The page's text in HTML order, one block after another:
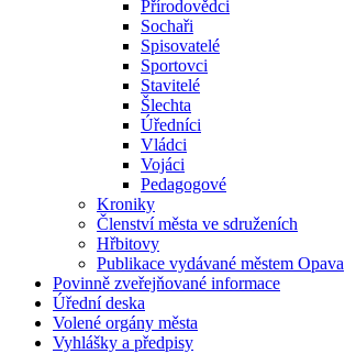
Přírodovědci
Sochaři
Spisovatelé
Sportovci
Stavitelé
Šlechta
Úředníci
Vládci
Vojáci
Pedagogové
Kroniky
Členství města ve sdruženích
Hřbitovy
Publikace vydávané městem Opava
Povinně zveřejňované informace
Úřední deska
Volené orgány města
Vyhlášky a předpisy